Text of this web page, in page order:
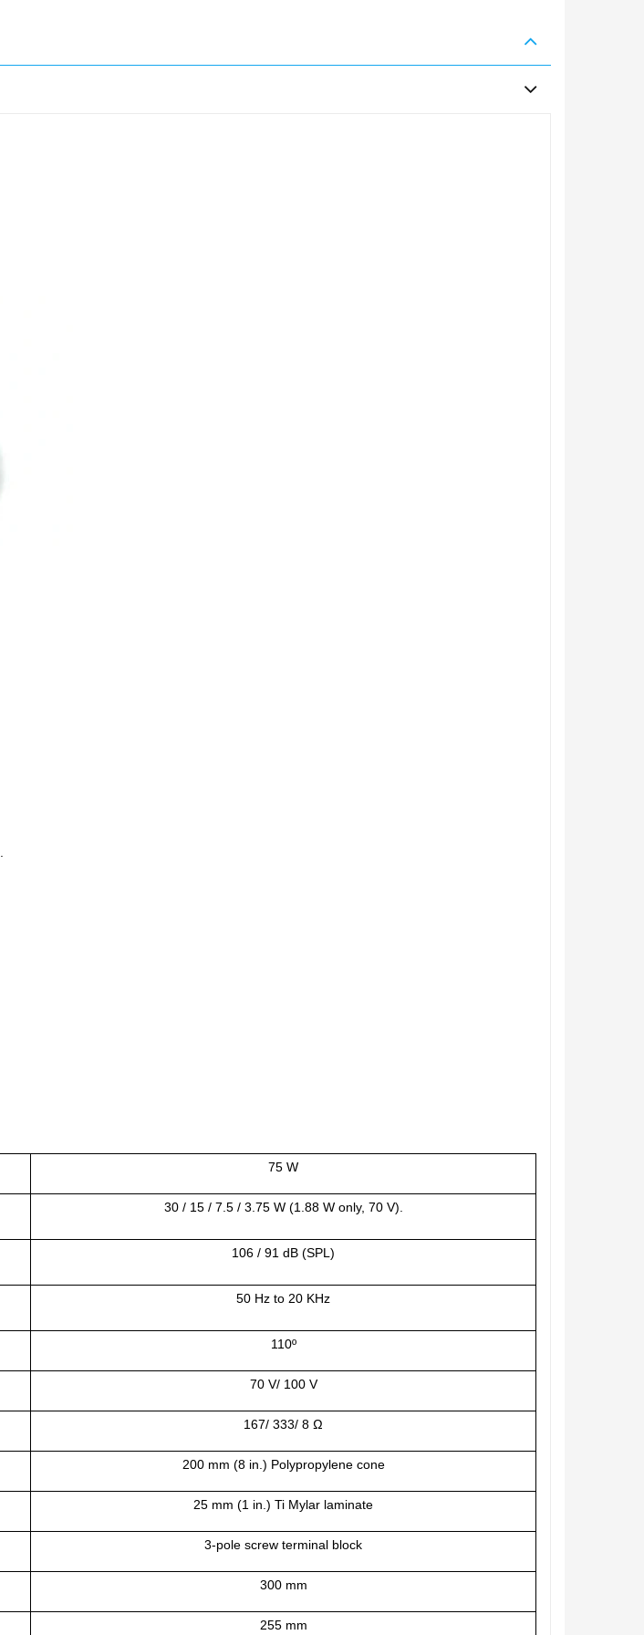
75 W
30 / 15 / 7.5 / 3.75 W (1.88 W only, 70 V).
106 / 91 dB (SPL)
50 Hz to 20 KHz
110º
70 V/ 100 V
167/ 333/ 8 Ω
200 mm (8 in.) Polypropylene cone
25 mm (1 in.) Ti Mylar laminate
3‑pole screw terminal block
300 mm
255 mm